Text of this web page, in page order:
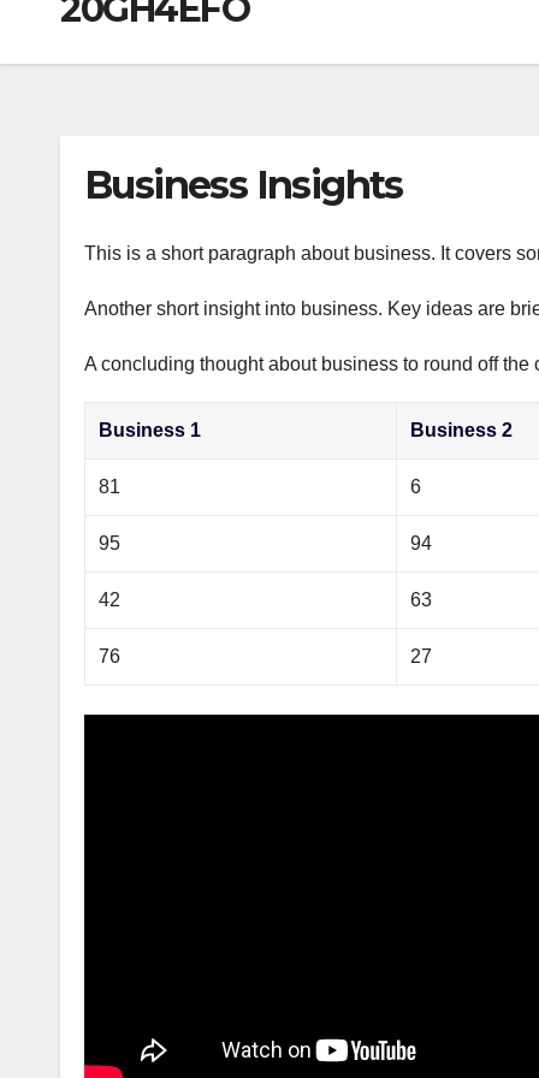
20GH4EFO
Business Insights
This is a short paragraph about business. It covers
Another short insight into business. Key ideas are
A concluding thought about business to round off the
Business 1 Business 2
81 6
95 94
42 63
76 27
m